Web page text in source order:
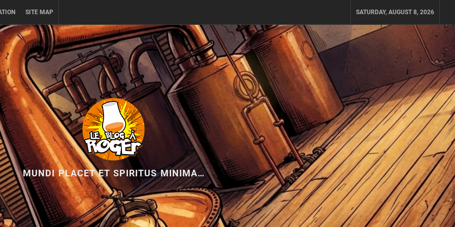
SITE MAP SATURDAY, AUGUST 8, 2026
MUNDI PLACET ET SPIRITUS MINIMA…